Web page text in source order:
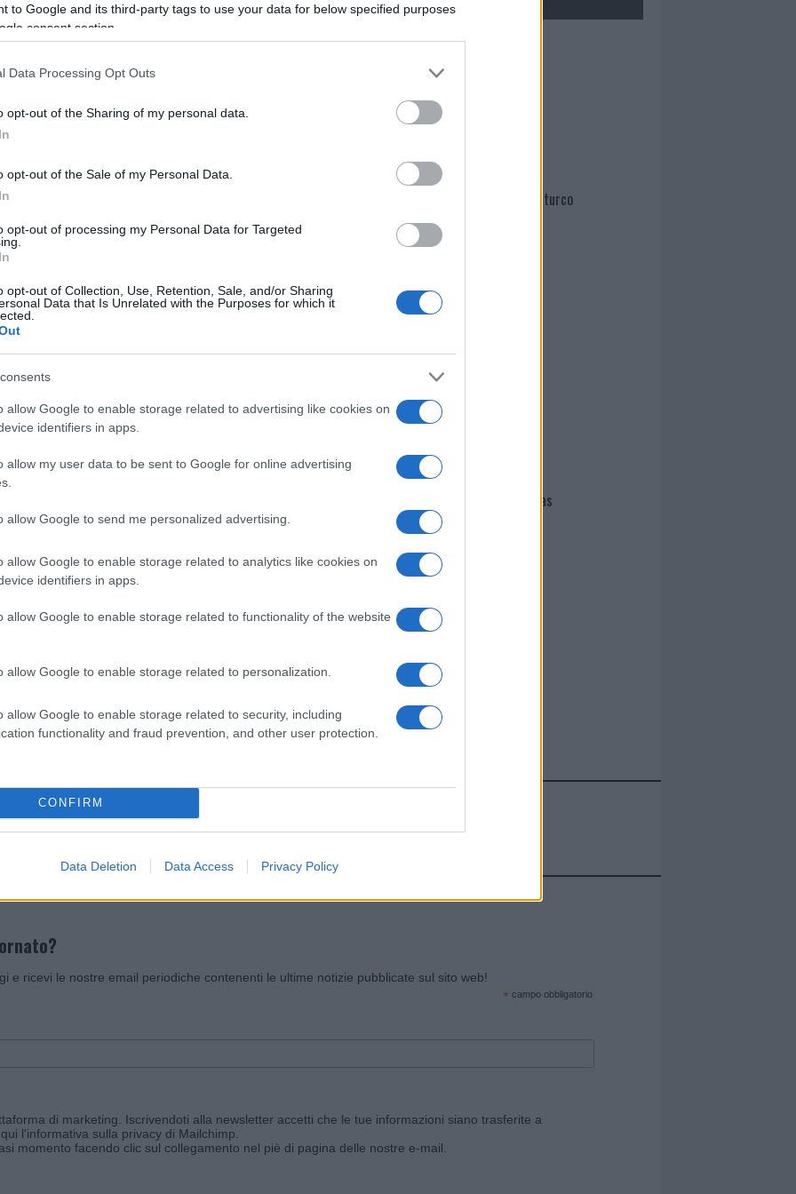
to Google and its third-party tags to use your data for below specified purposes
consent section.
Data Processing Opt Outs
opt-out of the Sharing of my personal data.
opt-out of the Sale of my Personal Data.
opt-out of processing my Personal Data for Targeted
opt-out of Collection, Use, Retention, Sale, and/or Sharing
Data that Is Unrelated with the Purposes for which it
allow Google to enable storage related to advertising like cookies on
identifiers in apps.
allow my user data to be sent to Google for online advertising
allow Google to send me personalized advertising.
allow Google to enable storage related to analytics like cookies on
identifiers in apps.
allow Google to enable storage related to functionality of the website
allow Google to enable storage related to personalization.
allow Google to enable storage related to security, including
functionality and fraud prevention, and other user protection.
CONFIRM
Data Deletion Data Access Privacy Policy
cliccando qui
nella sezioneLogindal menù del sito o
di GalluraOggi.it
i tuoi video e le tue foto
+39 345 356 7512
news da
Prossimo articolo
Mario Malu
Paolo Pinna
Martina Agostina Diturco
I nostri cari
I nostri cari
Giovannimaria Cabras
Invia un Comunicato Stampa|Pubblicità|Segnala
e ricevi le nostre email periodiche contenenti le ultime notizie pubblicate sul sito web!
* campo obbligatorio
di marketing. Iscrivendoti alla newsletter accetti che le tue informazioni siano trasferite a
l'informativa sulla privacy di Mailchimp
momento facendo clic sul collegamento nel piè di pagina delle nostre e-mail.